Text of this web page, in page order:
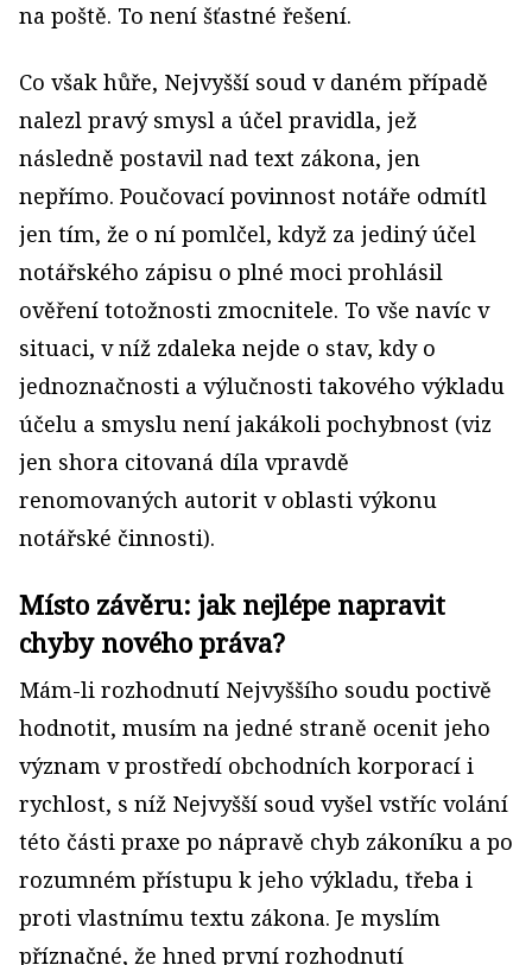
na poště. To není šťastné řešení.
Co však hůře, Nejvyšší soud v daném případě
nalezl pravý smysl a účel pravidla, jež
následně postavil nad text zákona, jen
nepřímo. Poučovací povinnost notáře odmítl
jen tím, že o ní pomlčel, když za jediný účel
notářského zápisu o plné moci prohlásil
ověření totožnosti zmocnitele. To vše navíc v
situaci, v níž zdaleka nejde o stav, kdy o
jednoznačnosti a výlučnosti takového výkladu
účelu a smyslu není jakákoli pochybnost (viz
jen shora citovaná díla vpravdě
renomovaných autorit v oblasti výkonu
notářské činnosti).
Místo závěru: jak nejlépe napravit
chyby nového práva?
Mám-li rozhodnutí Nejvyššího soudu poctivě
hodnotit, musím na jedné straně ocenit jeho
význam v prostředí obchodních korporací i
rychlost, s níž Nejvyšší soud vyšel vstříc volání
této části praxe po nápravě chyb zákoníku a po
rozumném přístupu k jeho výkladu, třeba i
proti vlastnímu textu zákona. Je myslím
příznačné, že hned první rozhodnutí